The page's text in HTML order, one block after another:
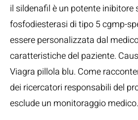
il sildenafil è un potente inibitore
fosfodiesterasi di tipo 5 cgmp-
essere personalizzata dal
caratteristiche del paziente.
Viagra pillola blu. Come
dei ricercatori responsabili del
esclude un monitoraggio medico.